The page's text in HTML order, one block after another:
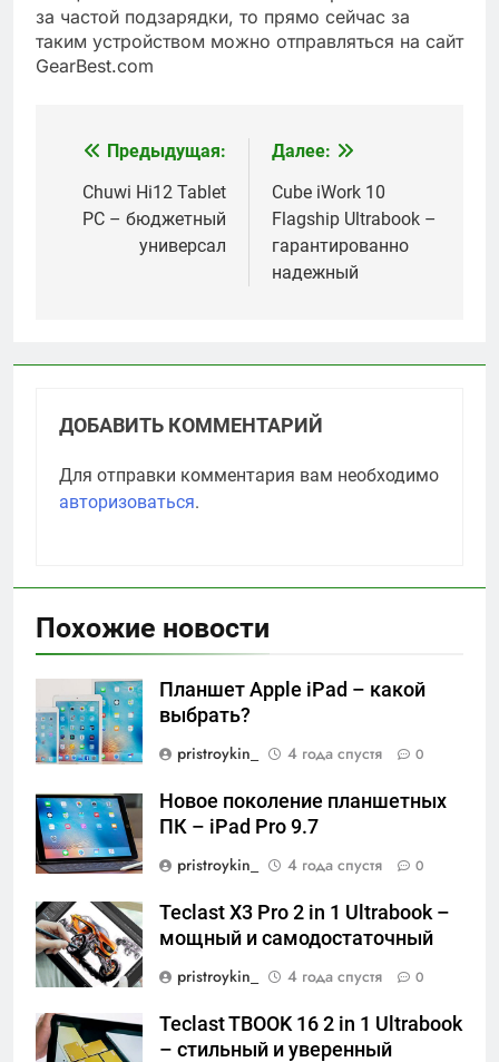
за частой подзарядки, то прямо сейчас за
таким устройством можно отправляться на сайт
GearBest.com
Навигация
по
записям
Предыдущая:
Chuwi Hi12 Tablet
PC – бюджетный
универсал
Далее:
Cube iWork 10
Flagship Ultrabook –
гарантированно
надежный
ДОБАВИТЬ КОММЕНТАРИЙ
Для отправки комментария вам необходимо
авторизоваться.
Похожие новости
Планшет Apple iPad – какой
выбрать?
pristroykin_
4 года спустя 0
Новое поколение планшетных
ПК – iPad Pro 9.7
pristroykin_
4 года спустя 0
Teclast X3 Pro 2 in 1 Ultrabook –
мощный и самодостаточный
pristroykin_
4 года спустя 0
Teclast TBOOK 16 2 in 1 Ultrabook
– стильный и уверенный